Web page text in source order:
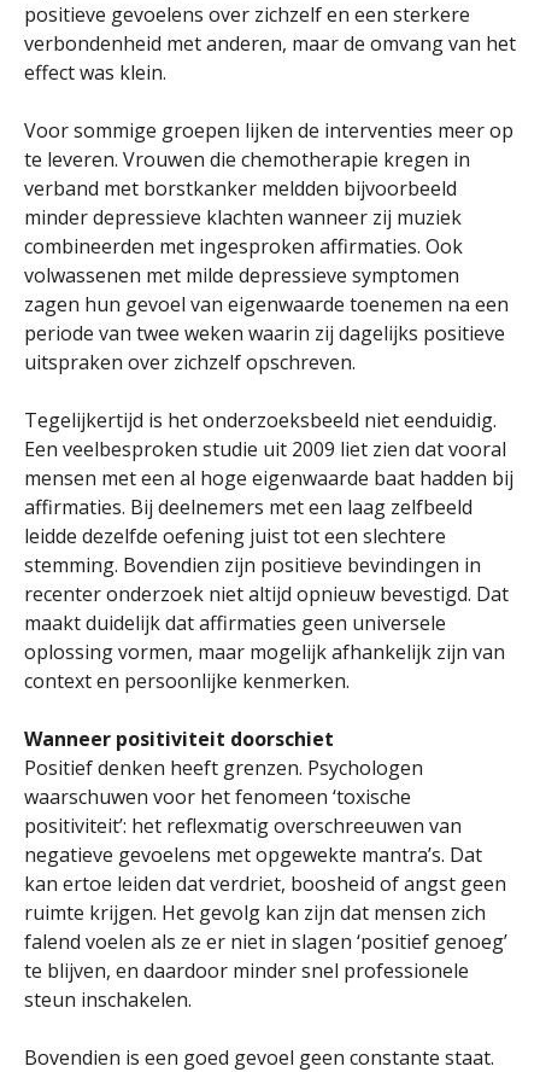
positieve gevoelens over zichzelf en een sterkere
verbondenheid met anderen, maar de omvang van het
effect was klein.
Voor sommige groepen lijken de interventies meer op
te leveren. Vrouwen die chemotherapie kregen in
verband met borstkanker meldden bijvoorbeeld
minder depressieve klachten wanneer zij muziek
combineerden met ingesproken affirmaties. Ook
volwassenen met milde depressieve symptomen
zagen hun gevoel van eigenwaarde toenemen na een
periode van twee weken waarin zij dagelijks positieve
uitspraken over zichzelf opschreven.
Tegelijkertijd is het onderzoeksbeeld niet eenduidig.
Een veelbesproken studie uit 2009 liet zien dat vooral
mensen met een al hoge eigenwaarde baat hadden bij
affirmaties. Bij deelnemers met een laag zelfbeeld
leidde dezelfde oefening juist tot een slechtere
stemming. Bovendien zijn positieve bevindingen in
recenter onderzoek niet altijd opnieuw bevestigd. Dat
maakt duidelijk dat affirmaties geen universele
oplossing vormen, maar mogelijk afhankelijk zijn van
context en persoonlijke kenmerken.
Wanneer positiviteit doorschiet
Positief denken heeft grenzen. Psychologen
waarschuwen voor het fenomeen ‘toxische
positiviteit’: het reflexmatig overschreeuwen van
negatieve gevoelens met opgewekte mantra’s. Dat
kan ertoe leiden dat verdriet, boosheid of angst geen
ruimte krijgen. Het gevolg kan zijn dat mensen zich
falend voelen als ze er niet in slagen ‘positief genoeg’
te blijven, en daardoor minder snel professionele
steun inschakelen.
Bovendien is een goed gevoel geen constante staat.